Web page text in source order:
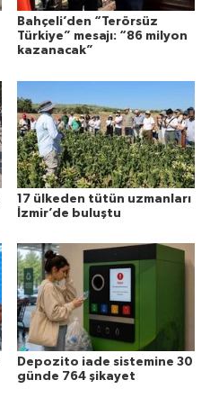
Bahçeli’den “Terörsüz
Türkiye” mesajı: “86 milyon
kazanacak”
17 ülkeden tütün uzmanları
İzmir’de buluştu
Depozito iade sistemine 30
günde 764 şikayet